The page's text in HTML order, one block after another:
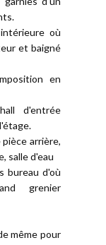
où
et baigné
en
d'entrée
arrière,
salle d'eau
bureau d'où
grenier
même pour